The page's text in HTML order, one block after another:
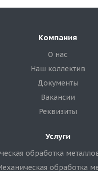
Компания
О нас
Наш коллектив
Документы
Вакансии
Реквизиты
Услуги
обработка
обработка